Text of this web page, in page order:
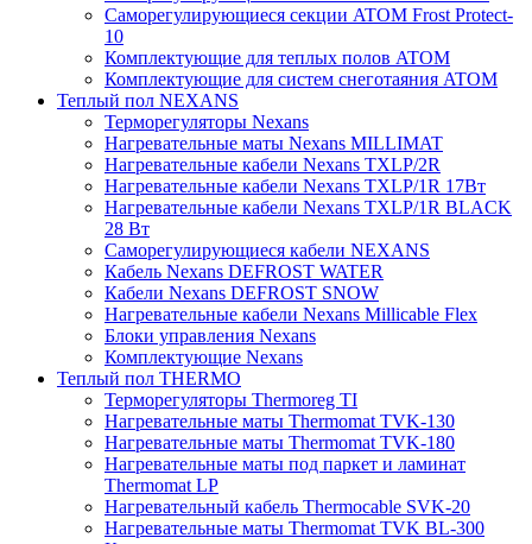
Саморегулирующиеся секции ATOM Frost Protect-
10
Комплектующие для теплых полов ATOM
Комплектующие для систем снеготаяния ATOM
Теплый пол NEXANS
Терморегуляторы Nexans
Нагревательные маты Nexans MILLIMAT
Нагревательные кабели Nexans TXLP/2R
Нагревательные кабели Nexans TXLP/1R 17Вт
Нагревательные кабели Nexans TXLP/1R BLACK
28 Вт
Саморегулирующиеся кабели NEXANS
Кабель Nexans DEFROST WATER
Кабели Nexans DEFROST SNOW
Нагревательные кабели Nexans Millicable Flex
Блоки управления Nexans
Комплектующие Nexans
Теплый пол THERMO
Терморегуляторы Thermoreg TI
Нагревательные маты Thermomat TVK-130
Нагревательные маты Thermomat TVK-180
Нагревательные маты под паркет и ламинат
Thermomat LP
Нагревательный кабель Thermocable SVK-20
Нагревательные маты Thermomat TVK BL-300